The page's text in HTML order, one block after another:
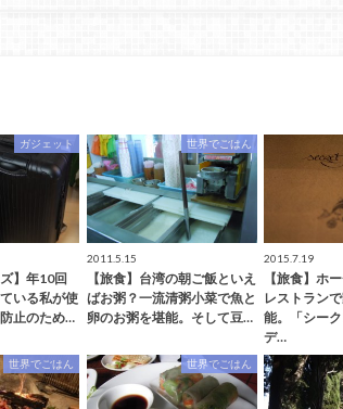
ガジェット
】年10回
いる私が使
止のため…
世界でごはん
2011.5.15
【旅食】台湾の朝ご飯といえ
ばお粥？一流清粥小菜で魚と
卵のお粥を堪能。そして豆…
2015.7.19
【旅食】ホ
レストラン
能。「シー
デ…
世界でごはん 世界でごはん